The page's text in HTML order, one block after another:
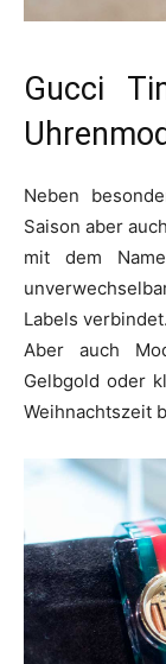
Gucci
Neben
Saison aber
mit dem
Labels verbindet.
Aber auch
Gelbgold oder
Weihnachtszeit